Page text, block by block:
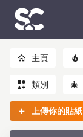
主頁
類別 🎄
上傳你的貼紙